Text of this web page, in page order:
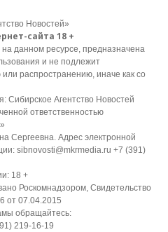
Новостей»
сайта 18 +
данном ресурсе, предназначена
и не подлежит
распространению, иначе как со
Сибирское Агентство Новостей
ответственностью
Сергеевна. Адрес электронной
sibnovosti@mkrmedia.ru +7 (391)
18 +
Роскомнадзором, Свидетельство
от 07.04.2015
обращайтесь:
219-16-19